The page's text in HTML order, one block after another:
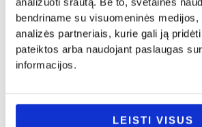
bendriname su visuomeninės
analizės partneriais, kurie gali ją
pateiktos arba naudojant paslaugas
informacijos.
LEISTI VISUS
Dovanos gimtadienio proga
Siuvinėtas rankšluostis „Mylima
14.00
VARIANTĄ
Dovanos
Dėžė alui
20.00€